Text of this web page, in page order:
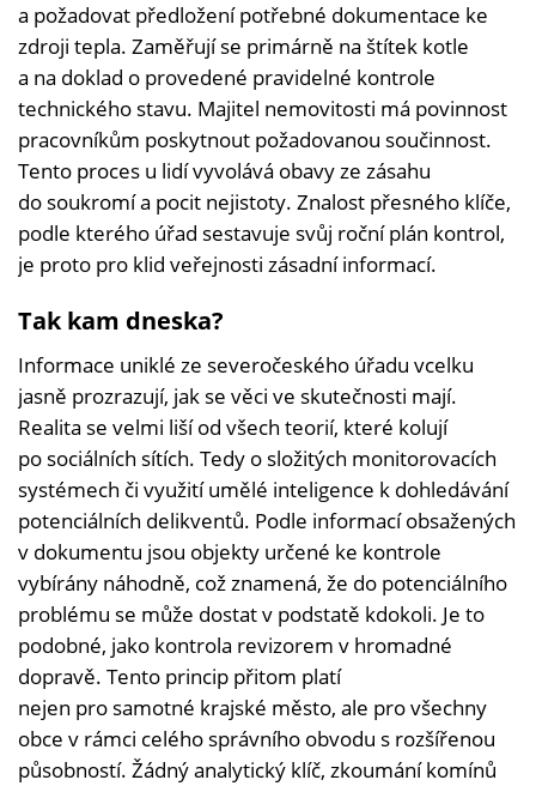
a požadovat předložení potřebné dokumentace ke
zdroji tepla. Zaměřují se primárně na štítek kotle
a na doklad o provedené pravidelné kontrole
technického stavu. Majitel nemovitosti má povinnost
pracovníkům poskytnout požadovanou součinnost.
Tento proces u lidí vyvolává obavy ze zásahu
do soukromí a pocit nejistoty. Znalost přesného klíče,
podle kterého úřad sestavuje svůj roční plán kontrol,
je proto pro klid veřejnosti zásadní informací.
Tak kam dneska?
Informace uniklé ze severočeského úřadu vcelku
jasně prozrazují, jak se věci ve skutečnosti mají.
Realita se velmi liší od všech teorií, které kolují
po sociálních sítích. Tedy o složitých monitorovacích
systémech či využití umělé inteligence k dohledávání
potenciálních delikventů. Podle informací obsažených
v dokumentu jsou objekty určené ke kontrole
vybírány náhodně, což znamená, že do potenciálního
problému se může dostat v podstatě kdokoli. Je to
podobné, jako kontrola revizorem v hromadné
dopravě. Tento princip přitom platí
nejen pro samotné krajské město, ale pro všechny
obce v rámci celého správního obvodu s rozšířenou
působností. Žádný analytický klíč, zkoumání komínů